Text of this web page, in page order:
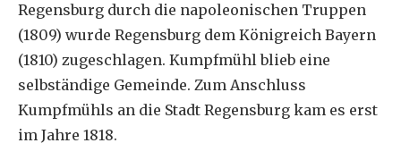
Regensburg durch die napoleonischen Truppen
(1809) wurde Regensburg dem Königreich Bayern
(1810) zugeschlagen. Kumpfmühl blieb eine
selbständige Gemeinde. Zum Anschluss
Kumpfmühls an die Stadt Regensburg kam es erst
im Jahre 1818.